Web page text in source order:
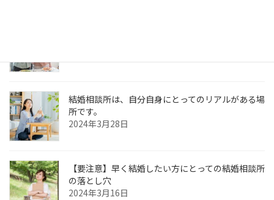
結婚相談所は、自分自身にとってのリアルがある場
所です。
2024年3月28日
【要注意】早く結婚したい方にとっての結婚相談所
の落とし穴
2024年3月16日